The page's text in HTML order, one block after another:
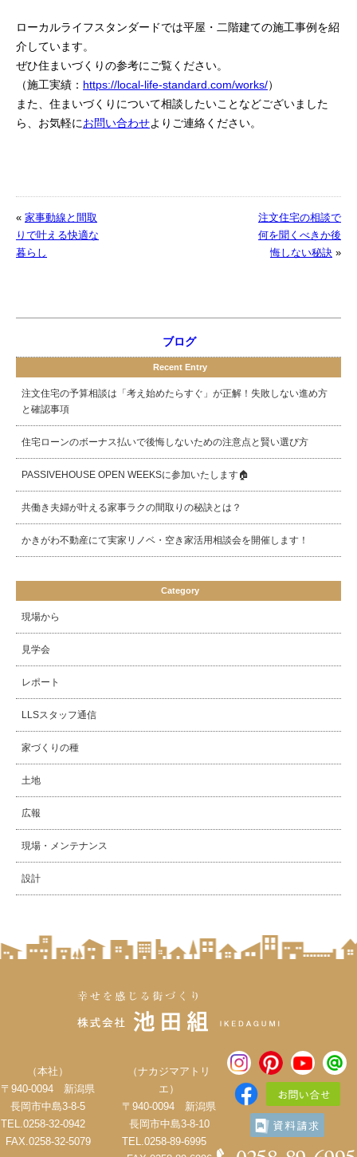
ローカルライフスタンダードでは平屋・二階建ての施工事例を紹
介しています。
ぜひ住まいづくりの参考にご覧ください。
（施工実績： https://local-life-standard.com/works/）
また、住まいづくりについて相談したいことなどございました
ら、お気軽にお問い合わせよりご連絡ください。
« 家事動線と間取
りで叶える快適な
暮らし
注文住宅の相談で
何を聞くべきか後
悔しない秘訣 »
ブログ
Recent Entry
注文住宅の予算相談は「考え始めたらすぐ」が正解！失敗しない進め方
と確認事項
住宅ローンのボーナス払いで後悔しないための注意点と賢い選び方
PASSIVEHOUSE OPEN WEEKSに参加いたします🏠
共働き夫婦が叶える家事ラクの間取りの秘訣とは？
かきがわ不動産にて実家リノベ・空き家活用相談会を開催します！
Category
現場から
見学会
レポート
LLSスタッフ通信
家づくりの種
土地
広報
現場・メンテナンス
設計
（本社）
〒940-0094 新潟県
長岡市中島3-8-5
TEL.0258-32-0942
FAX.0258-32-5079
（ナカジマアトリ
エ）
〒940-0094 新潟県
長岡市中島3-8-10
TEL.0258-89-6995